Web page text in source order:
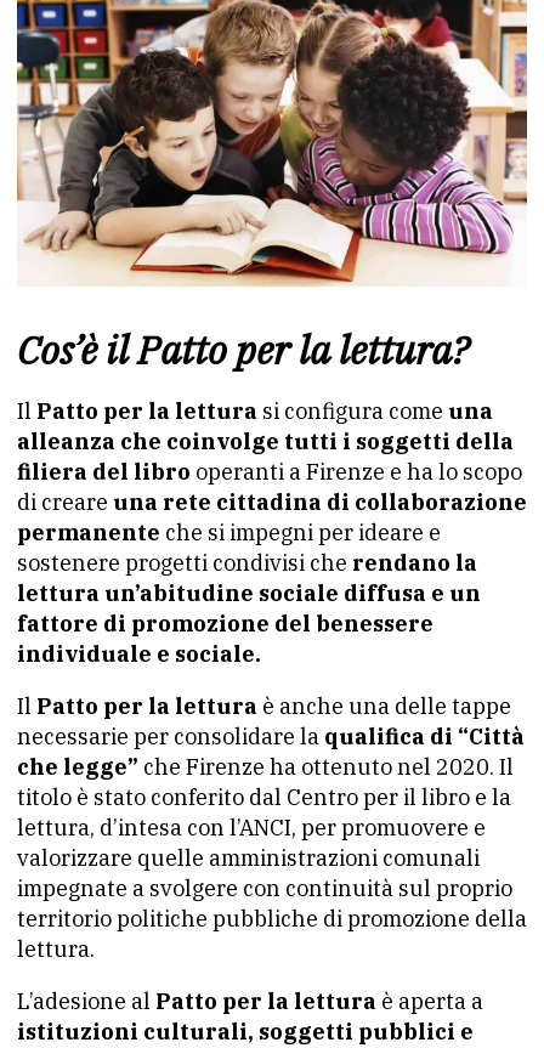
Cos’è il Patto per la lettura?
Il Patto per la lettura si configura come una
alleanza che coinvolge tutti i soggetti della
filiera del libro operanti a Firenze e ha lo scopo
di creare una rete cittadina di collaborazione
permanente che si impegni per ideare e
sostenere progetti condivisi che rendano la
lettura un’abitudine sociale diffusa e un
fattore di promozione del benessere
individuale e sociale.
Il Patto per la lettura è anche una delle tappe
necessarie per consolidare la qualifica di “Città
che legge” che Firenze ha ottenuto nel 2020. Il
titolo è stato conferito dal Centro per il libro e la
lettura, d’intesa con l’ANCI, per promuovere e
valorizzare quelle amministrazioni comunali
impegnate a svolgere con continuità sul proprio
territorio politiche pubbliche di promozione della
lettura.
L’adesione al Patto per la lettura è aperta a
istituzioni culturali, soggetti pubblici e